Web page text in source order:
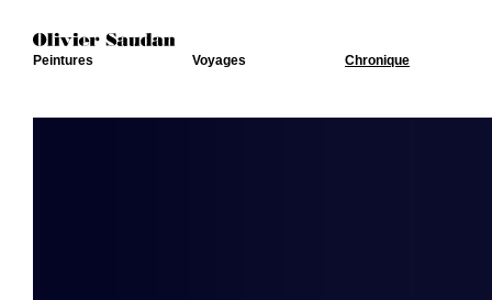
Peintures Voyages Chronique